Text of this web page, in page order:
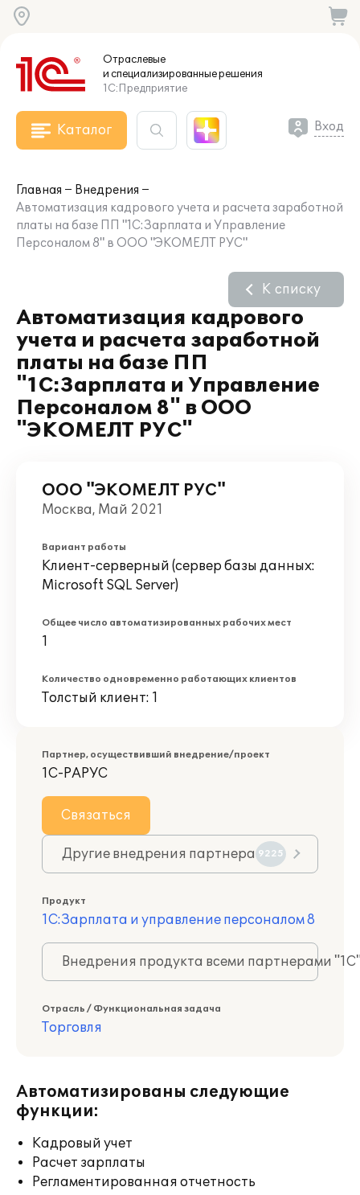
Отраслевые
и специализированныерешения
1С:Предприятие
Каталог Вход
Главная
Внедрения
Автоматизация кадрового учета и расчета заработной
платы на базе ПП "1С:Зарплата и Управление
Персоналом 8" в ООО "ЭКОМЕЛТ РУС"
Автоматизация кадрового
учета и расчета заработной
платы на базе ПП
"1С:Зарплата и Управление
Персоналом 8" в ООО
"ЭКОМЕЛТ РУС"
К списку
ООО "ЭКОМЕЛТ РУС"
Москва, Май 2021
Вариант работы
Клиент-серверный (сервер базы данных:
Microsoft SQL Server)
Общее число автоматизированных рабочих мест
1
Количество одновременно работающих клиентов
Толстый клиент: 1
Партнер, осуществивший внедрение/проект
1С-РАРУС
Связаться
Другие внедрения партнера 9225
Продукт
1С:Зарплата и управление персоналом 8
Внедрения продукта всеми партнерами
Отрасль / Функциональная задача
Торговля
Автоматизированы следующие
функции:
Кадровый учет
Расчет зарплаты
Регламентированная отчетность